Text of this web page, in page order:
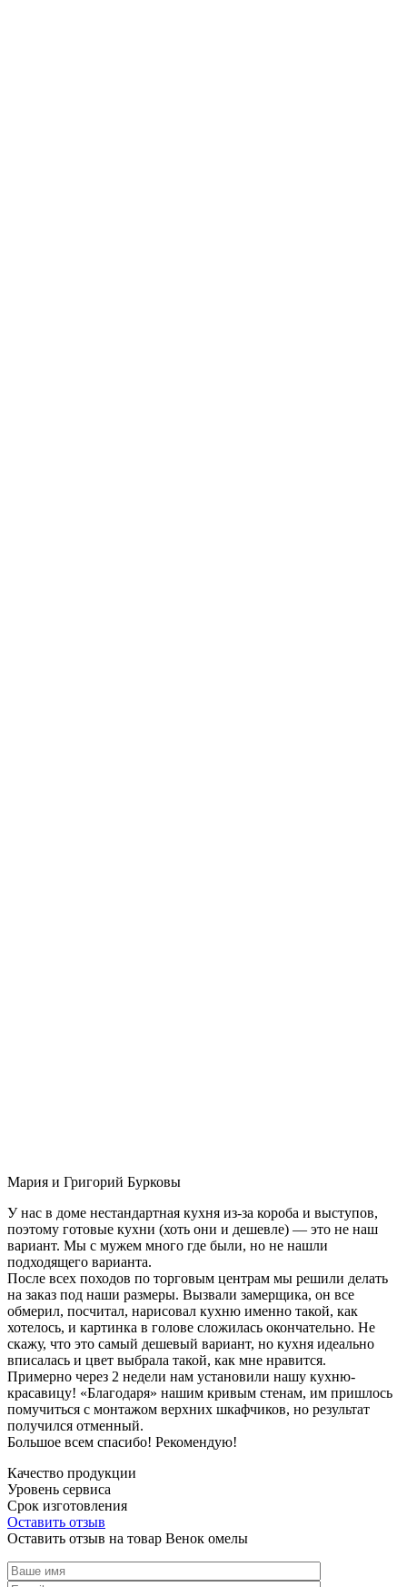
Мария и Григорий Бурковы
У нас в доме нестандартная кухня из-за короба и выступов,
поэтому готовые кухни (хоть они и дешевле) — это не наш
вариант. Мы с мужем много где были, но не нашли
подходящего варианта.
После всех походов по торговым центрам мы решили делать
на заказ под наши размеры. Вызвали замерщика, он все
обмерил, посчитал, нарисовал кухню именно такой, как
хотелось, и картинка в голове сложилась окончательно. Не
скажу, что это самый дешевый вариант, но кухня идеально
вписалась и цвет выбрала такой, как мне нравится.
Примерно через 2 недели нам установили нашу кухню-
красавицу! «Благодаря» нашим кривым стенам, им пришлось
помучиться с монтажом верхних шкафчиков, но результат
получился отменный.
Большое всем спасибо! Рекомендую!
Качество продукции
Уровень сервиса
Срок изготовления
Оставить отзыв
Оставить отзыв на товар Венок омелы